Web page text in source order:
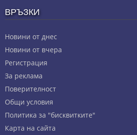
ВРЪЗКИ
Новини от днес
Новини от вчера
Регистрация
За реклама
Πoвepитeлнocт
Общи условия
Политика за "бисквитките"
Карта на сайта